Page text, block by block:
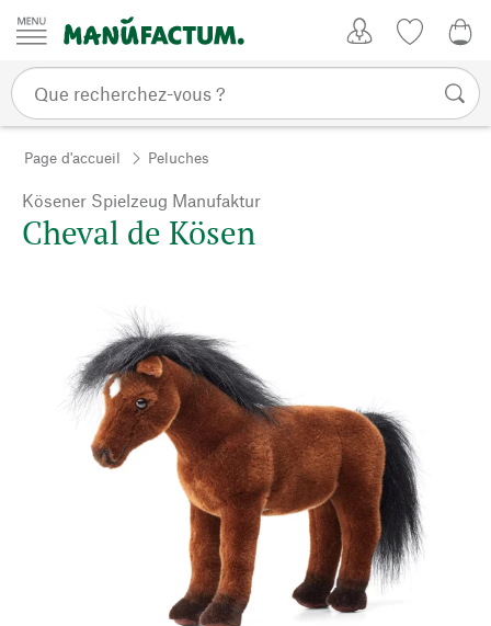
Passer au contenu
Page d'accueil Peluches
Kösener Spielzeug Manufaktur
Cheval de Kösen